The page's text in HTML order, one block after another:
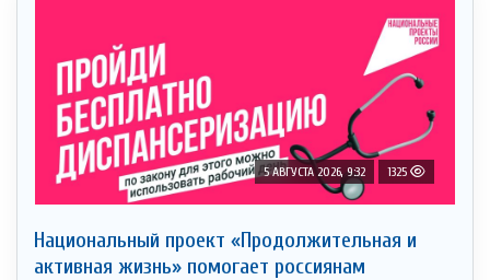
5 АВГУСТА 2026, 9:32 1325
Национальный проект «Продолжительная и
активная жизнь» помогает россиянам